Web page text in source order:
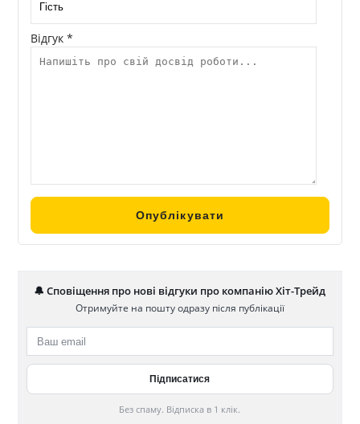
Відгук *
🔔 Сповіщення про нові відгуки про компанію Хіт-Трейд
Отримуйте на пошту одразу після публікації
Без спаму. Відписка в 1 клік.